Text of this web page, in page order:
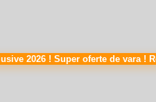
2026 ! Super oferte de vara !